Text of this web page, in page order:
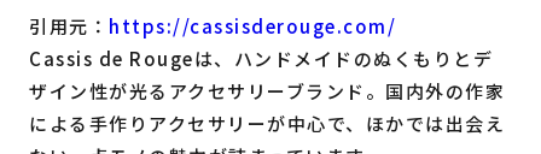
引用元： https://cassisderouge.com/
Cassis de Rougeは、ハンドメイドのぬくもりとデ
ザイン性が光るアクセサリーブランド。国内外の作家
による手作りアクセサリーが中心で、ほかでは出会え